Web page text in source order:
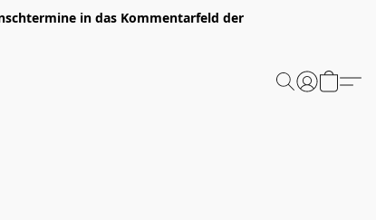
in das Kommentarfeld der